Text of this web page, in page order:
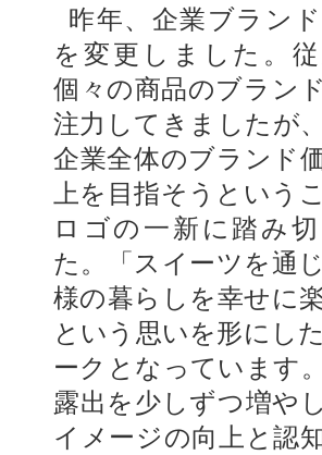
昨年、企業ブラン
を変更しました。従
個々の商品のブラン
注力してきましたが
企業全体のブランド
上を目指そうという
ロゴの一新に踏み
た。「スイーツを通
様の暮らしを幸せに楽
という思いを形にし
ークとなっています
露出を少しずつ増や
イメージの向上と認